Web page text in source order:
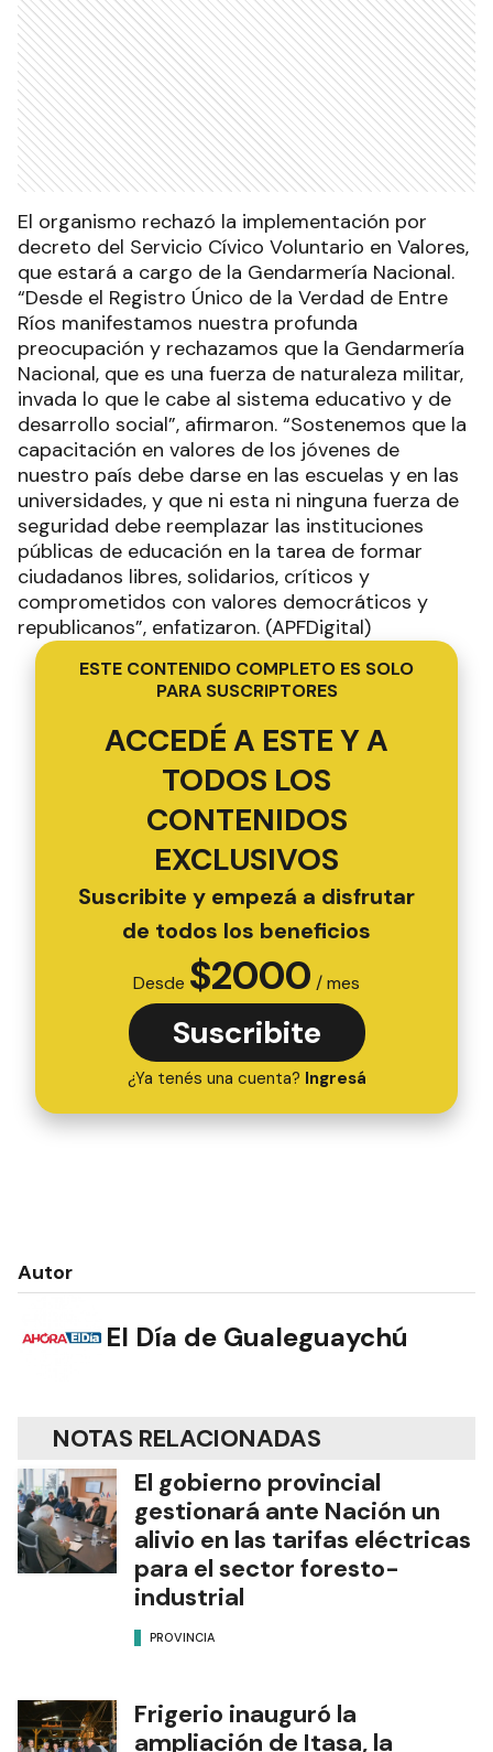
El organismo rechazó la implementación por
decreto del Servicio Cívico Voluntario en Valores,
que estará a cargo de la Gendarmería Nacional.
“Desde el Registro Único de la Verdad de Entre
Ríos manifestamos nuestra profunda
preocupación y rechazamos que la Gendarmería
Nacional, que es una fuerza de naturaleza militar,
invada lo que le cabe al sistema educativo y de
desarrollo social”, afirmaron. “Sostenemos que la
capacitación en valores de los jóvenes de
nuestro país debe darse en las escuelas y en las
universidades, y que ni esta ni ninguna fuerza de
seguridad debe reemplazar las instituciones
públicas de educación en la tarea de formar
ciudadanos libres, solidarios, críticos y
comprometidos con valores democráticos y
republicanos”, enfatizaron. (APFDigital)
ESTE CONTENIDO COMPLETO ES SOLO
PARA SUSCRIPTORES
ACCEDÉ A ESTE Y A
TODOS LOS
CONTENIDOS
EXCLUSIVOS
Suscribite y empezá a disfrutar
de todos los beneficios
Desde $2000 / mes
Suscribite
¿Ya tenés una cuenta? Ingresá
Autor
El Día de Gualeguaychú
NOTAS RELACIONADAS
El gobierno provincial
gestionará ante Nación un
alivio en las tarifas eléctricas
para el sector foresto-
industrial
PROVINCIA
Frigerio inauguró la
ampliación de Itasa, la